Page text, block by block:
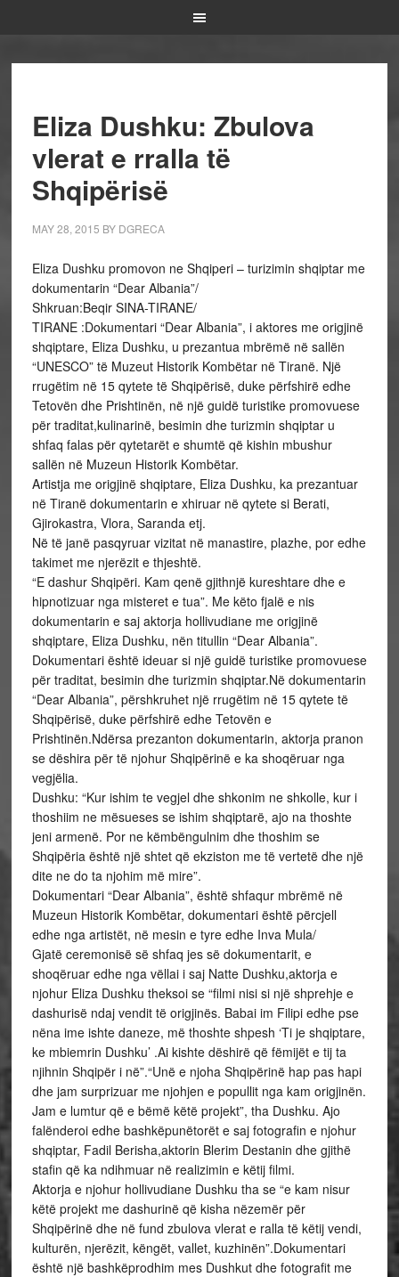
Eliza Dushku: Zbulova
vlerat e rralla të
Shqipërisë
MAY 28, 2015 BY DGRECA
Eliza Dushku promovon ne Shqiperi – turizimin shqiptar me
dokumentarin “Dear Albania”/
Shkruan:Beqir SINA-TIRANE/
TIRANE :Dokumentari “Dear Albania”, i aktores me origjinë
shqiptare, Eliza Dushku, u prezantua mbrëmë në sallën
“UNESCO” të Muzeut Historik Kombëtar në Tiranë. Një
rrugëtim në 15 qytete të Shqipërisë, duke përfshirë edhe
Tetovën dhe Prishtinën, në një guidë turistike promovuese
për traditat,kulinarinë, besimin dhe turizmin shqiptar u
shfaq falas për qytetarët e shumtë që kishin mbushur
sallën në Muzeun Historik Kombëtar.
Artistja me origjinë shqiptare, Eliza Dushku, ka prezantuar
në Tiranë dokumentarin e xhiruar në qytete si Berati,
Gjirokastra, Vlora, Saranda etj.
Në të janë pasqyruar vizitat në manastire, plazhe, por edhe
takimet me njerëzit e thjeshtë.
“E dashur Shqipëri. Kam qenë gjithnjë kureshtare dhe e
hipnotizuar nga misteret e tua”. Me këto fjalë e nis
dokumentarin e saj aktorja hollivudiane me origjinë
shqiptare, Eliza Dushku, nën titullin “Dear Albania”.
Dokumentari është ideuar si një guidë turistike promovuese
për traditat, besimin dhe turizmin shqiptar.Në dokumentarin
“Dear Albania”, përshkruhet një rrugëtim në 15 qytete të
Shqipërisë, duke përfshirë edhe Tetovën e
Prishtinën.Ndërsa prezanton dokumentarin, aktorja pranon
se dëshira për të njohur Shqipërinë e ka shoqëruar nga
vegjëlia.
Dushku: “Kur ishim te vegjel dhe shkonim ne shkolle, kur i
thoshiim ne mësueses se ishim shqiptarë, ajo na thoshte
jeni armenë. Por ne këmbëngulnim dhe thoshim se
Shqipëria është një shtet që ekziston me të vertetë dhe një
dite ne do ta njohim më mire”.
Dokumentari “Dear Albania”, është shfaqur mbrëmë në
Muzeun Historik Kombëtar, dokumentari është përcjell
edhe nga artistët, në mesin e tyre edhe Inva Mula/
Gjatë ceremonisë së shfaq jes së dokumentarit, e
shoqëruar edhe nga vëllai i saj Natte Dushku,aktorja e
njohur Eliza Dushku theksoi se “filmi nisi si një shprehje e
dashurisë ndaj vendit të origjinës. Babai im Filipi edhe pse
nëna ime ishte daneze, më thoshte shpesh ‘Ti je shqiptare,
ke mbiemrin Dushku’ .Ai kishte dëshirë që fëmijët e tij ta
njihnin Shqipër i në”.“Unë e njoha Shqipërinë hap pas hapi
dhe jam surprizuar me njohjen e popullit nga kam origjinën.
Jam e lumtur që e bëmë këtë projekt”, tha Dushku. Ajo
falënderoi edhe bashkëpunëtorët e saj fotografin e njohur
shqiptar, Fadil Berisha,aktorin Blerim Destanin dhe gjithë
stafin që ka ndihmuar në realizimin e këtij filmi.
Aktorja e njohur hollivudiane Dushku tha se “e kam nisur
këtë projekt me dashurinë që kisha nëzemër për
Shqipërinë dhe në fund zbulova vlerat e ralla të këtij vendi,
kulturën, njerëzit, këngët, vallet, kuzhinën”.Dokumentari
është një bashkëprodhim mes Dushkut dhe fotografit me